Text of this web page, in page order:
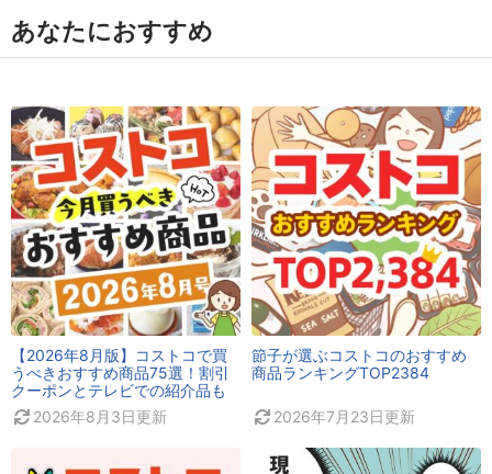
あなたにおすすめ
【2026年8月版】コストコで買
うべきおすすめ商品75選！割引
クーポンとテレビでの紹介品も
2026年8月3日更新
節子が選ぶコストコのおすすめ
商品ランキングTOP2384
2026年7月23日更新